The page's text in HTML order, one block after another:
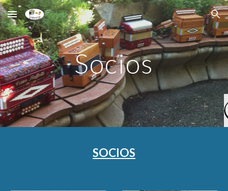
Skip to main content Skip to navigation
Socios
SOCIOS